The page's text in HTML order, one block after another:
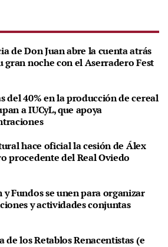
de Don Juan abre la cuenta atrás
gran noche con el Aserradero Fest
del 40% en la producción de cereal
a IUCyL, que apoya
hace oficial la cesión de Álex
procedente del Real Oviedo
y Fundos se unen para organizar
y actividades conjuntas
de los Retablos Renacentistas (e